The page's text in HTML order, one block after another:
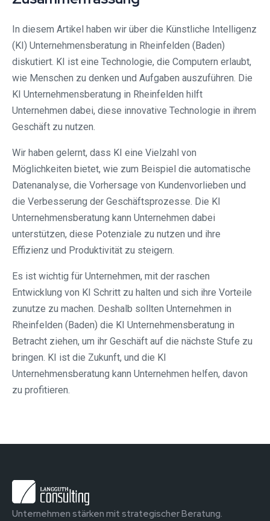
In diesem Artikel haben wir über die Künstliche Intelligenz
(KI) Unternehmensberatung in Rheinfelden (Baden)
diskutiert. KI ist eine Technologie, die Computern erlaubt,
wie Menschen zu denken und Aufgaben auszuführen. Die
KI Unternehmensberatung in Rheinfelden hilft
Unternehmen dabei, diese innovative Technologie in ihrem
Geschäft zu nutzen.
Wir haben gelernt, dass KI eine Vielzahl von
Möglichkeiten bietet, wie zum Beispiel die automatische
Datenanalyse, die Vorhersage von Kundenvorlieben und
die Verbesserung der Geschäftsprozesse. Die KI
Unternehmensberatung kann Unternehmen dabei
unterstützen, diese Potenziale zu nutzen und ihre
Effizienz und Produktivität zu steigern.
Es ist wichtig für Unternehmen, mit der raschen
Entwicklung von KI Schritt zu halten und sich ihre Vorteile
zunutze zu machen. Deshalb sollten Unternehmen in
Rheinfelden (Baden) die KI Unternehmensberatung in
Betracht ziehen, um ihr Geschäft auf die nächste Stufe zu
bringen. KI ist die Zukunft, und die KI
Unternehmensberatung kann Unternehmen helfen, davon
zu profitieren.
Unternehmen stärken mit strategischer Beratung.